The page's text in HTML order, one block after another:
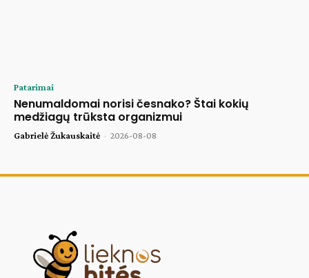
Patarimai
Nenumaldomai norisi česnako? Štai kokių
medžiagų trūksta organizmui
Gabrielė Žukauskaitė - 2026-08-08